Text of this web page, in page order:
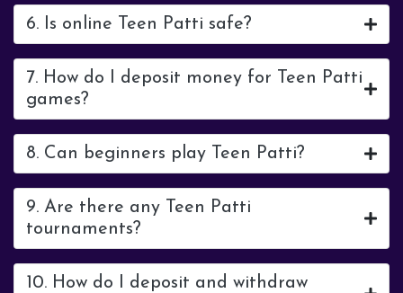
6. Is online Teen Patti safe?
7. How do I deposit money for Teen Patti
games?
8. Can beginners play Teen Patti?
9. Are there any Teen Patti
tournaments?
10. How do I deposit and withdraw